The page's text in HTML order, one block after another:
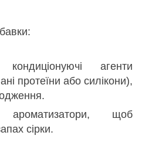
кондиціонуючі агенти
протеїни або силікони),
щоб
сірки.